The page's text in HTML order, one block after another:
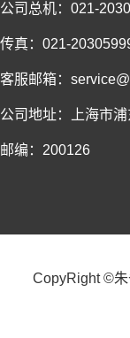
公司总机：021-
传真：021-
客服邮箱：
公司地址：上海市
邮编：200126
CopyRight ©